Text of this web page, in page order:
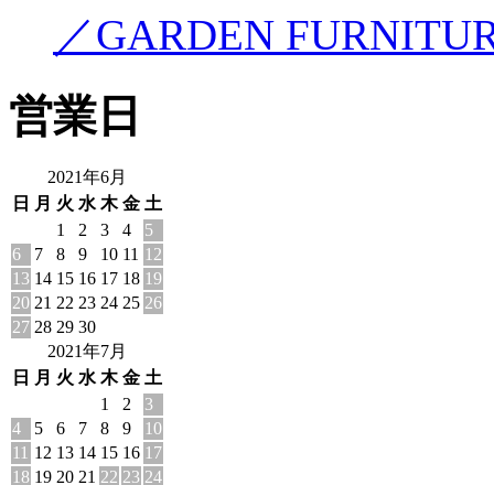
／GARDEN
営業日
2021年6月
日
月 火 水 木 金 土
1
2 3 4
5
6
7 8 9 10 11 12
13 14 15 16 17 18 19
20 21 22 23 24 25 26
27 28 29 30
2021年7月
日
月 火 水 木 金 土
1
2
3
4
5 6 7 8 9
10
11 12 13 14 15 16 17
18 19 20 21 22 23 24